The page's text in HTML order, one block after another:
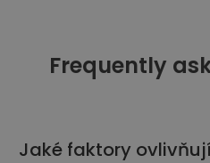
Frequently
Jaké faktory